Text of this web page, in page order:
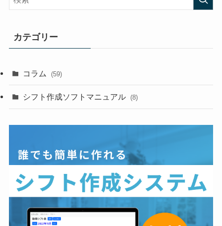
カテゴリー
コラム (59)
シフト作成ソフトマニュアル (8)